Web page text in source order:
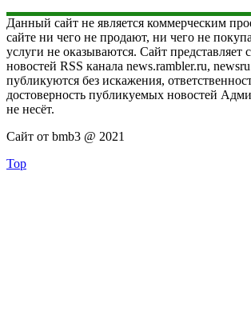
Данный сайт не является коммерческим
сайте ни чего не продают, ни чего не
услуги не оказываются. Сайт представляет
новостей RSS канала news.rambler.ru,
публикуются без искажения,
достоверность публикуемых новостей
не несёт.
Сайт от bmb3 @ 2021
Top